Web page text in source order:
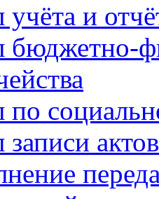
учёта и
бюджетно-
по
записи